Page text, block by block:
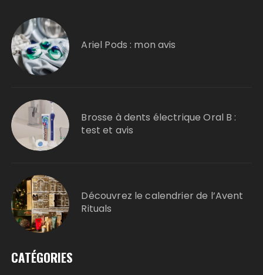
Ariel Pods : mon avis
Brosse à dents électrique Oral B :
test et avis
Découvrez le calendrier de l’Avent
Rituals
CATÉGORIES